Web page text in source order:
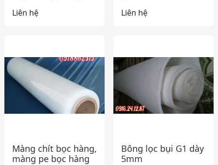
Liên hệ Liên hệ
Màng chít bọc hàng,
màng pe bọc hàng
Bông lọc bụi G1 dày
5mm